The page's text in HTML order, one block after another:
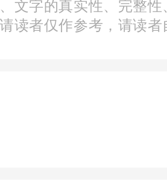
文字的真实性、完整
读者仅作参考，请读者